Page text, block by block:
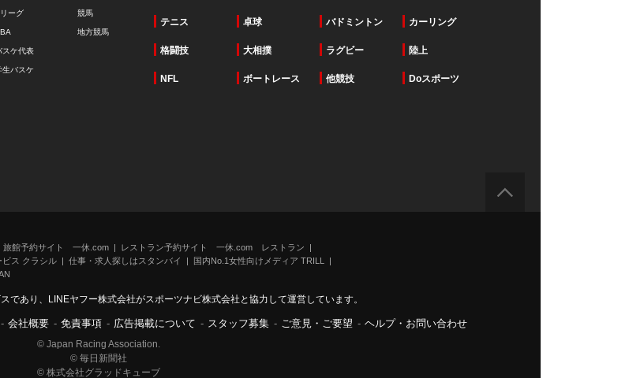
ーグ
スケ代表
生バスケ
競馬
地方競馬
テニス 卓球 バドミントン カーリング
格闘技 大相撲 ラグビー 陸上
NFL ボートレース 他競技 Doスポーツ
旅館予約サイト 一休.com
レストラン予約サイト 一休.com レストラン
ス クラシル 仕事・求人探しはスタンバイ
国内No.1女性向けメディア TRILL
であり、LINEヤフー株式会社がスポーツナビ株式会社と協力して運営しています。
- 会社概要 - 免責事項 - 広告掲載について - スタッフ募集 - ご意見・ご要望 - ヘルプ・お問い合わせ
© Japan Racing Association.
© 毎日新聞社
© 株式会社グラッドキューブ